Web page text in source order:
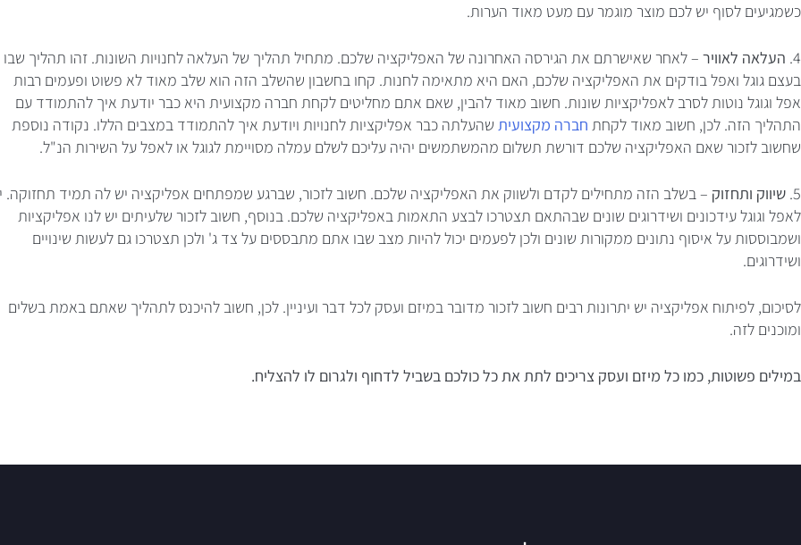
כשמגיעים לסוף יש לכם מוצר מוגמר עם מעט מאוד הערות.
4. העלאה לאוויר – לאחר שאישרתם את הגירסה האחרונה של האפליקציה שלכם. מתחיל תהליך של העלאה לחנויות השונות. זהו תהליך שבו
בעצם גוגל ואפל בודקים את האפליקציה שלכם, האם היא מתאימה לחנות. קחו בחשבון שהשלב הזה הוא שלב מאוד לא פשוט ופעמים רבות
אפל וגוגל נוטות לסרב לאפליקציות שונות. חשוב מאוד להבין, שאם אתם מחליטים לקחת חברה מקצועית היא כבר יודעת איך להתמודד עם
התהליך הזה. לכן, חשוב מאוד לקחת חברה מקצועית שהעלתה כבר אפליקציות לחנויות ויודעת איך להתמודד במצבים הללו. נקודה נוספת
שחשוב לזכור שאם האפליקציה שלכם דורשת תשלום מהמשתמשים יהיה עליכם לשלם עמלה מסויימת לגוגל או לאפל על השירות הנ"ל.
5. שיווק ותחזוק – בשלב הזה מתחילים לקדם ולשווק את האפליקציה שלכם. חשוב לזכור, שברגע שמפתחים אפליקציה יש לה תמיד תחזוקה.
לאפל וגוגל עידכונים ושידרוגים שונים שבהתאם תצטרכו לבצע התאמות באפליקציה שלכם. בנוסף, חשוב לזכור שלעיתים יש לנו אפליקציות
ושמבוססות על איסוף נתונים ממקורות שונים ולכן לפעמים יכול להיות מצב שבו אתם מתבססים על צד ג' ולכן תצטרכו גם לעשות שינויים
ושידרוגים.
לסיכום, לפיתוח אפליקציה יש יתרונות רבים חשוב לזכור מדובר במיזם ועסק לכל דבר ועיניין. לכן, חשוב להיכנס לתהליך שאתם באמת בשלים
ומוכנים לזה.
במילים פשוטות, כמו כל מיזם ועסק צריכים לתת את כל כולכם בשביל לדחוף ולגרום לו להצליח.